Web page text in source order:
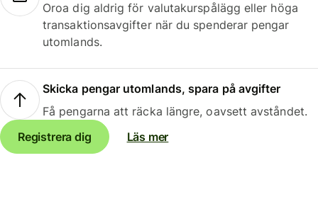
Oroa dig aldrig för valutakurspålägg eller höga
transaktionsavgifter när du spenderar pengar
utomlands.
Skicka pengar utomlands, spara på avgifter
Få pengarna att räcka längre, oavsett avståndet.
Registrera dig
Läs mer